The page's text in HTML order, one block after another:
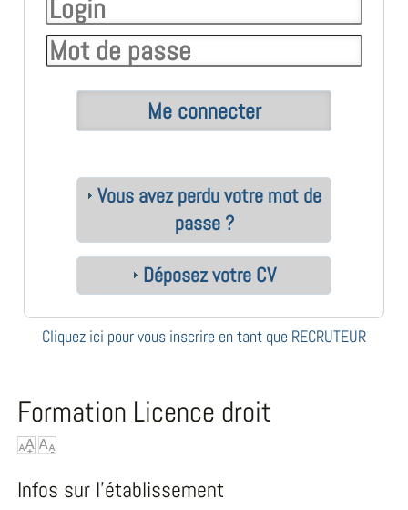
Vous avez perdu votre mot de
passe ?
Déposez votre CV
Cliquez ici pour vous inscrire en tant que RECRUTEUR
Formation Licence droit
Infos sur l'établissement